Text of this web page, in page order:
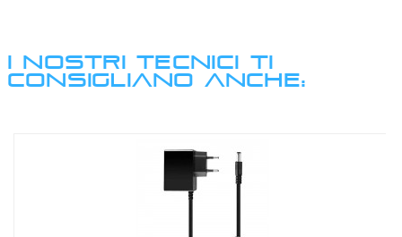
I NOSTRI TECNICI TI
CONSIGLIANO ANCHE: